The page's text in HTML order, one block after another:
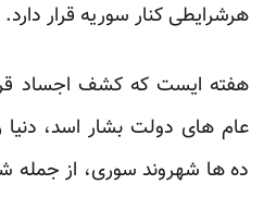
هرشرایطی کنار سوریه قرار دارد.
هفته ایست که کشف اجساد
عام های دولت بشار اسد،
ده ها شهروند سوری، از جمله